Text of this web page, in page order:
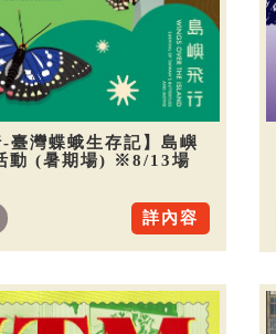
-臺灣蝶蛾生存記】島嶼
動 (暑期場) ※8/13場
詳內容